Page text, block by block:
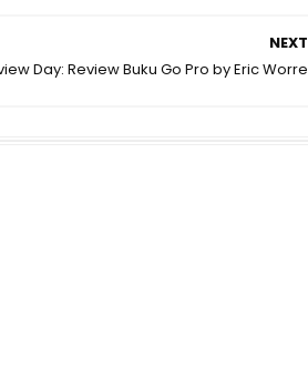
NEXT
Day: Review Buku Go Pro by Eric Worre